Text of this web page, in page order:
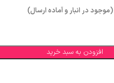
(موجود در انبار و آماده ارسال)
افزودن به سبد خرید